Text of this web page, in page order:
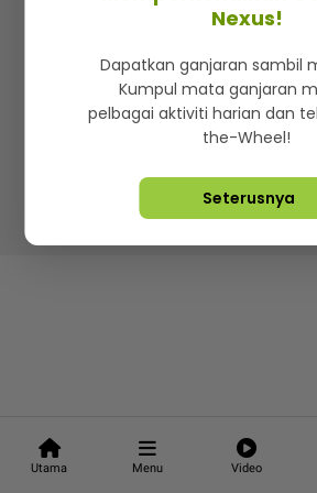
Utama Menu Video
Iklan di SMG360
Terma & Syarat Dasar
Lebih hot,
Hakcipta Terpelihara ©2026. Star
Nexus!
Dapatkan ganjaran sambil
Kumpul mata ganjaran
pelbagai aktiviti harian dan
the-Wheel!
Seterusnya